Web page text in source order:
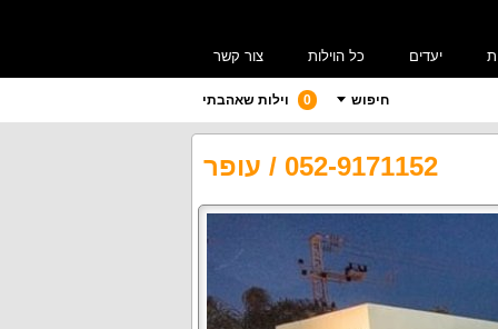
יעדים כל הוילות צור קשר
0 וילות שאהבתי חיפוש
052-9171152
/ עופר